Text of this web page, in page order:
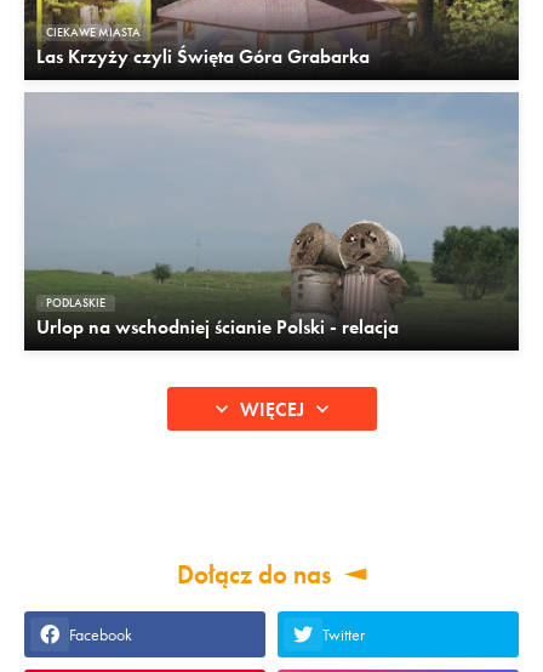
CIEKAWE MIASTA
Las Krzyży czyli Święta Góra Grabarka
PODLASKIE
Urlop na wschodniej ścianie Polski - relacja
WIĘCEJ
Dołącz do nas
Facebook Twitter